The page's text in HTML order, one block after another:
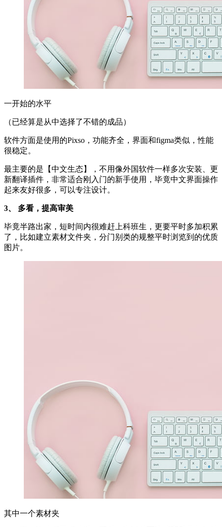
一开始的水平
（已经算是从中选择了不错的成品）
软件方面是使用的Pixso，功能齐全，界面和figma类似，性能
很稳定。
最主要的是【中文生态】，不用像外国软件一样多次安装、更
新翻译插件，非常适合刚入门的新手使用，毕竟中文界面操作
起来友好很多，可以专注设计。
3、 多看，提高审美
毕竟半路出家，短时间内很难赶上科班生，更要平时多加积累
了，比如建立素材文件夹，分门别类的规整平时浏览到的优质
图片。
其中一个素材夹